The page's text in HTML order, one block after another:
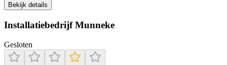
Bekijk details
Installatiebedrijf Munneke
Gesloten